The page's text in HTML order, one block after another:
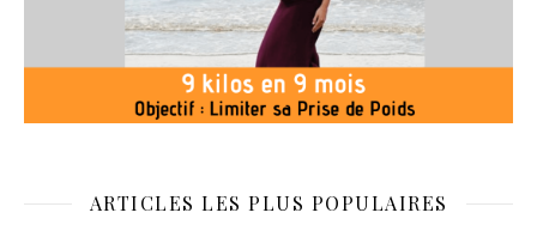
ARTICLES LES PLUS POPULAIRES